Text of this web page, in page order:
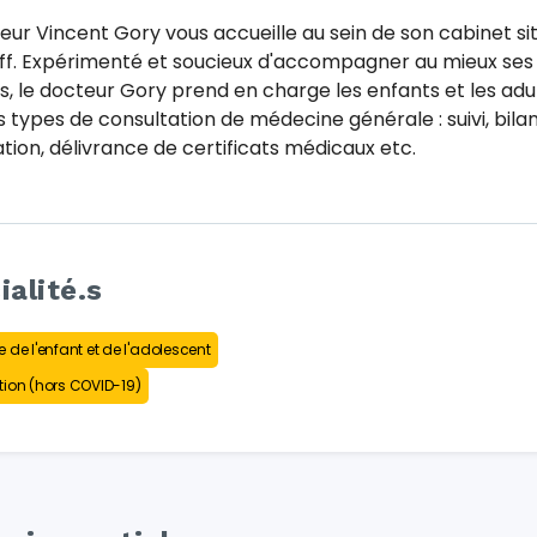
Vincent Gory vous accueille au sein de son cabinet
Expérimenté et soucieux d'accompagner au mieux ses
le docteur Gory prend en charge les enfants et les
types de consultation de médecine générale : suivi,
délivrance de certificats médicaux etc.
de l'enfant et de l'adolescent
(hors COVID-19)